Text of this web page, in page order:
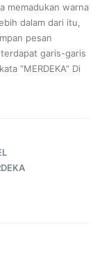
memadukan warna
dalam dari itu,
pesan
garis-garis
“MERDEKA” Di